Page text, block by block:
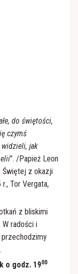
do świętości,
czymś
jak
”. /Papież Leon
Świętej z okazji
Tor Vergata,
z bliskimi
radości i
przechodzimy
o godz. 1900